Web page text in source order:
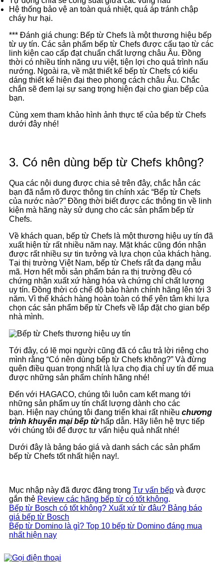
Hệ thống bảo vệ an toàn quá nhiệt, quá áp tránh chập
cháy hư hại.
*** Đánh giá chung: Bếp từ Chefs là một thương hiệu bếp
từ uy tín. Các sản phẩm bếp từ Chefs được cấu tạo từ các
linh kiện cao cấp đạt chuẩn chất lượng châu Âu. Đồng
thời có nhiều tính năng ưu việt, tiện lợi cho quá trình nấu
nướng. Ngoài ra, về mặt thiết kế bếp từ Chefs có kiểu
dáng thiết kế hiện đại theo phong cách châu Âu. Chắc
chắn sẽ đem lại sự sang trọng hiện đại cho gian bếp của
bạn.
Cùng xem tham khảo hình ảnh thực tế của bếp từ Chefs
dưới đây nhé!
3. Có nên dùng bếp từ Chefs không?
Qua các nội dung được chia sẻ trên đây, chắc hẳn các
bạn đã nắm rõ được thông tin chính xác “Bếp từ Chefs
của nước nào?” Đồng thời biết được các thông tin về linh
kiện mà hãng này sử dụng cho các sản phẩm bếp từ
Chefs.
Về khách quan, bếp từ Chefs là một thương hiệu uy tín đã
xuất hiện từ rất nhiều năm nay. Mặt khác cũng đón nhận
được rất nhiều sự tin tưởng và lựa chọn của khách hàng.
Tại thị trường Việt Nam, bếp từ Chefs rất đa dạng mẫu
mã. Hơn hết mỗi sản phẩm bán ra thị trường đều có
chứng nhận xuất xứ hàng hóa và chứng chỉ chất lượng
uy tín. Đồng thời có chế độ bảo hành chính hãng lên tới 3
năm. Vì thế khách hàng hoàn toàn có thể yên tâm khi lựa
chọn các sản phẩm bếp từ Chefs về lắp đặt cho gian bếp
nhà mình.
Tới đây, có lẽ mọi người cũng đã có câu trả lời riêng cho
mình rằng “Có nên dùng bếp từ Chefs không?” Và đừng
quên điều quan trọng nhất là lựa chọ địa chỉ uy tín để mua
được những sản phẩm chính hãng nhé!
Đến với HAGACO, chúng tôi luôn cam kết mang tới
những sản phẩm uy tín chất lượng dành cho các
bạn. Hiện nay chúng tôi đang triển khai rất nhiều chương
trình khuyến mại bếp từhấp dẫn. Hãy liên hệ trực tiếp
với chúng tôi để được tư vấn hiệu quả nhất nhé!
Dưới đây là bảng báo giá và danh sách các sản phẩm
bếp từ Chefs tốt nhất hiện nay!.
Mục nhập này đã được đăng trong Tư vấn bếp và được
gắn thẻ Review các hãng bếp từ có tốt không.
Bếp từ Bosch có tốt không? Xuất xứ từ đâu? Bảng báo
giá bếp từ Bosch
Bếp từ Domino là gì? Top 10 bếp từ Domino đáng mua
nhất hiện nay